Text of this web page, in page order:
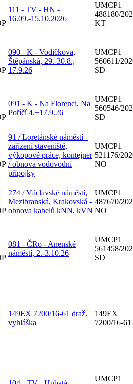
111 - TV - HN -
16.09.-15.10.2026
UMCP1
488180/
KT
090 - K - Vodičkova,
Štěpánská, 29.-30.8.,
17.9.26
UMCP1
560611/
SD
091 - K - Na Florenci, Na
Poříčí 4.+17.9.26
UMCP1
560546/
SD
91 / Loretánské náměstí -
zařízení staveniště,
výkopové práce, kontejner
/ obnova vodovodní
přípojky
UMCP1
521176/
NO
274 / Václavské náměstí,
Mezibranská, Krakovská -
obnova kabelů kNN, kVN
UMCP1
487670/
NO
081 - ČRo - Anenské
náměstí, 2.-3.10.26
UMCP1
561458/
SD
149EX 7200/16-61 draž.
vyhláška
149EX
7200/16-61
UMCP1